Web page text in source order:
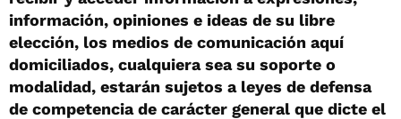
información, opiniones e ideas de su libre
elección, los medios de comunicación aquí
domiciliados, cualquiera sea su soporte o
modalidad, estarán sujetos a leyes de defensa
de competencia de carácter general que dicte el